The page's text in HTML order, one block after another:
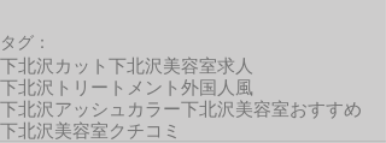
タグ：
下北沢カット 下北沢美容室求人
下北沢トリートメント 外国人風
下北沢アッシュカラー下北沢美容室おすすめ
下北沢美容室クチコミ